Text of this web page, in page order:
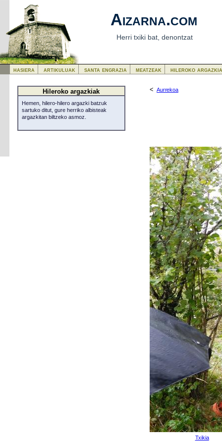
Aizarna.com
Herri txiki bat, denontzat
< Aurrekoa
Txikia
Hileroko argazkiak
Hemen, hilero-hilero argazki batzuk
sartuko ditut, gure herriko albisteak
argazkitan biltzeko asmoz.
hasiera artikuluak santa engrazia meatzeak hileroko